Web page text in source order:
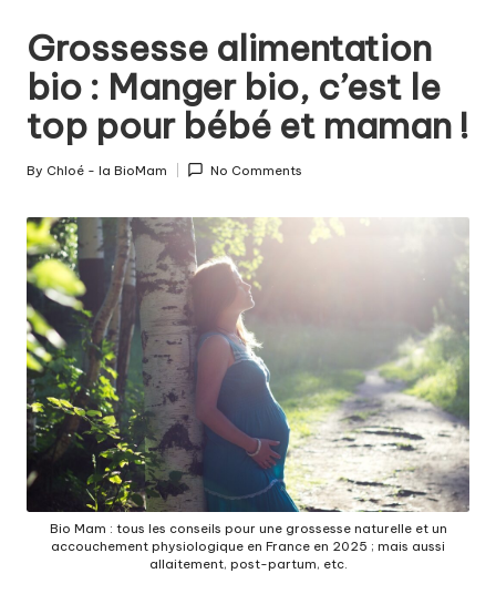
a
c
c
o
u
c
h
e
m
e
n
t
a
Grossesse alimentation
bio : Manger bio, c’est le
top pour bébé et maman !
Posted
By Chloé - la BioMam No Comments
Bio Mam : tous les conseils pour une grossesse naturelle et un
accouchement physiologique en France en 2025 ; mais aussi
allaitement, post-partum, etc.